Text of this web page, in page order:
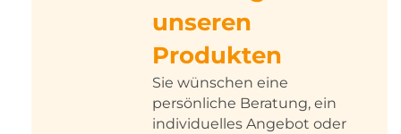
unseren
Produkten
Sie wünschen eine
persönliche Beratung, ein
individuelles Angebot oder